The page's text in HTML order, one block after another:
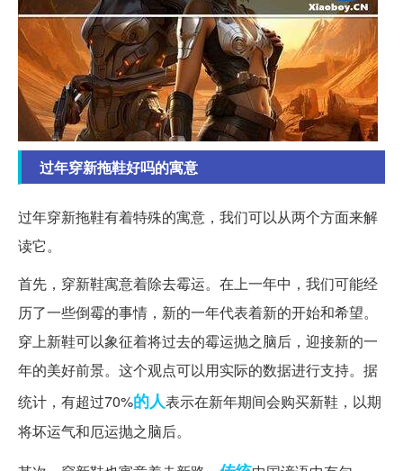
过年穿新拖鞋好吗的寓意
过年穿新拖鞋有着特殊的寓意，我们可以从两个方面来解
读它。
首先，穿新鞋寓意着除去霉运。在上一年中，我们可能经
历了一些倒霉的事情，新的一年代表着新的开始和希望。
穿上新鞋可以象征着将过去的霉运抛之脑后，迎接新的一
年的美好前景。这个观点可以用实际的数据进行支持。据
统计，有超过70%的人表示在新年期间会购买新鞋，以期
将坏运气和厄运抛之脑后。